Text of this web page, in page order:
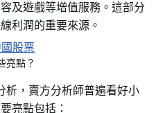
及遊戲等增值服務。這部分
利潤的重要來源。
股票
亮點？
，賣方分析師普遍看好小
亮點包括：